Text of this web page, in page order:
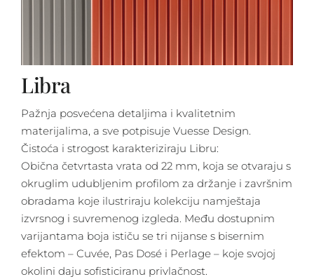
Libra
Pažnja posvećena detaljima i kvalitetnim
materijalima, a sve potpisuje Vuesse Design.
Čistoća i strogost karakteriziraju Libru:
Obična četvrtasta vrata od 22 mm, koja se otvaraju s
okruglim udubljenim profilom za držanje i završnim
obradama koje ilustriraju kolekciju namještaja
izvrsnog i suvremenog izgleda. Među dostupnim
varijantama boja ističu se tri nijanse s bisernim
efektom – Cuvée, Pas Dosé i Perlage – koje svojoj
okolini daju sofisticiranu privlačnost.